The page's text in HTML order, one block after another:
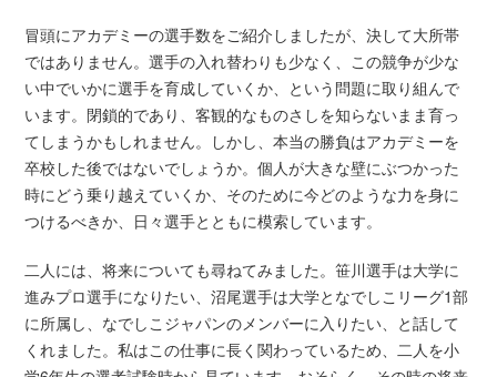
冒頭にアカデミーの選手数をご紹介しましたが、決して大所帯
ではありません。選手の入れ替わりも少なく、この競争が少な
い中でいかに選手を育成していくか、という問題に取り組んで
います。閉鎖的であり、客観的なものさしを知らないまま育っ
てしまうかもしれません。しかし、本当の勝負はアカデミーを
卒校した後ではないでしょうか。個人が大きな壁にぶつかった
時にどう乗り越えていくか、そのために今どのような力を身に
つけるべきか、日々選手とともに模索しています。
二人には、将来についても尋ねてみました。笹川選手は大学に
進みプロ選手になりたい、沼尾選手は大学となでしこリーグ1部
に所属し、なでしこジャパンのメンバーに入りたい、と話して
くれました。私はこの仕事に長く関わっているため、二人を小